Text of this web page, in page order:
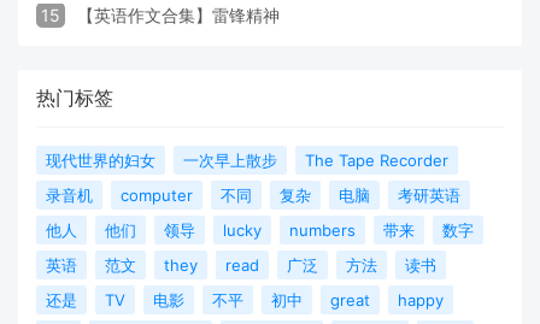
15 【英语作文合集】雷锋精神
热门标签
现代世界的妇女 一次早上散步
The Tape Recorder
录音机
computer 不同 复杂 电脑
考研英语
他人
他们 领导 lucky numbers 带来
数字
英语
范文 they read 广泛 方法
读书
还是
TV 电影 不平 初中 great
happy